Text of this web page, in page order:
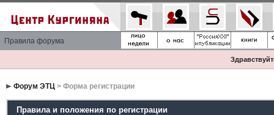
Правила форума
Форум ЭТЦ> Форма регистрации
Правила и положения по регистрации